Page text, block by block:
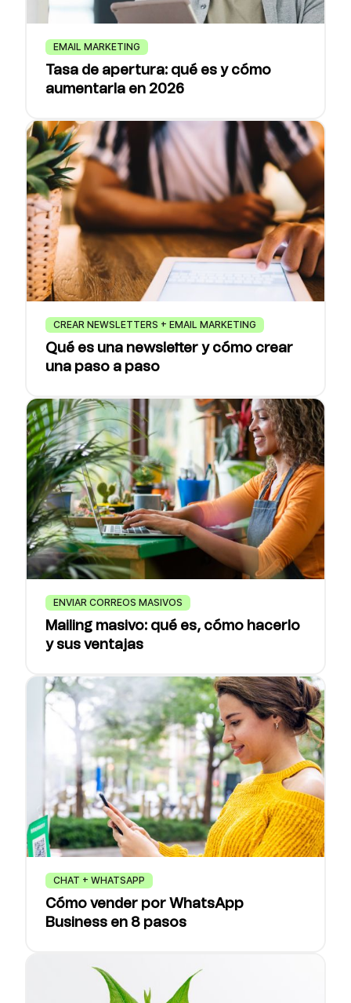
EMAIL MARKETING
Tasa de apertura: qué es y cómo
aumentarla en 2026
CREAR NEWSLETTERS + EMAIL MARKETING
Qué es una newsletter y cómo crear
una paso a paso
ENVIAR CORREOS MASIVOS
Mailing masivo: qué es, cómo hacerlo
y sus ventajas
CHAT + WHATSAPP
Cómo vender por WhatsApp
Business en 8 pasos